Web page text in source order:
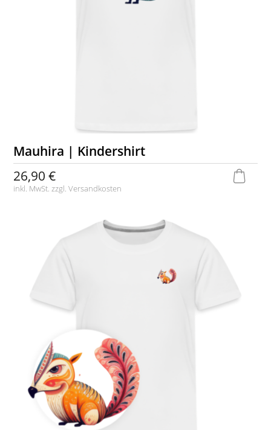
Mauhira | Kindershirt
26,90 €
inkl. MwSt. zzgl.Versandkosten